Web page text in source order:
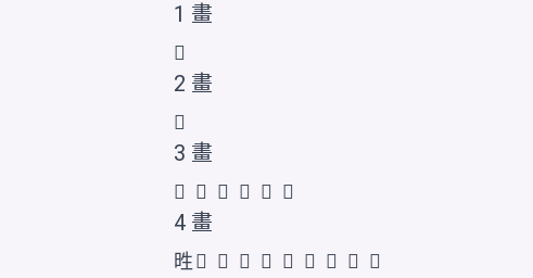
1 畫
𤯔
2 畫
𪽁
3 畫
𤯖 𤯕 𤯗 𭺱 𭺲 𭺳
4 畫
甠𤯚 𤯜 𤯘 𤯙 𤯛 𤯝 𤯞 𬎳 𰢫